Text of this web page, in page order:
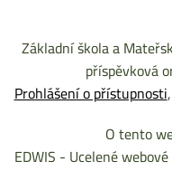
Základní škola a
příspěvková
Prohlášení o přístupnosti
O tento
EDWIS - Ucelené